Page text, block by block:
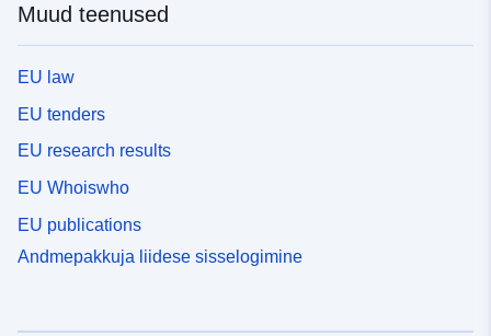
Muud teenused
EU law
EU tenders
EU research results
EU Whoiswho
EU publications
Andmepakkuja liidese sisselogimine